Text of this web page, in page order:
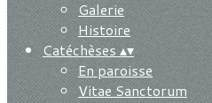
Galerie
Histoire
Catéchèses▴▾
En paroisse
Vitae Sanctorum